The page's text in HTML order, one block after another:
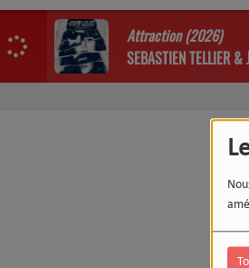
Attraction (2026)
SEBASTIEN TELLIER &